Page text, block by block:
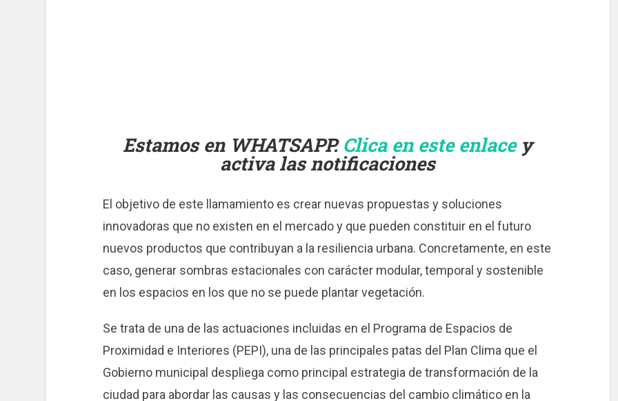
Estamos en WHATSAPP. Clica en este enlacey
activa las notificaciones
El objetivo de este llamamiento es crear nuevas propuestas y soluciones
innovadoras que no existen en el mercado y que pueden constituir en el futuro
nuevos productos que contribuyan a la resiliencia urbana. Concretamente, en este
caso, generar sombras estacionales con carácter modular, temporal y sostenible
en los espacios en los que no se puede plantar vegetación.
Se trata de una de las actuaciones incluidas en el Programa de Espacios de
Proximidad e Interiores (PEPI), una de las principales patas del Plan Clima que el
Gobierno municipal despliega como principal estrategia de transformación de la
ciudad para abordar las causas y las consecuencias del cambio climático en la